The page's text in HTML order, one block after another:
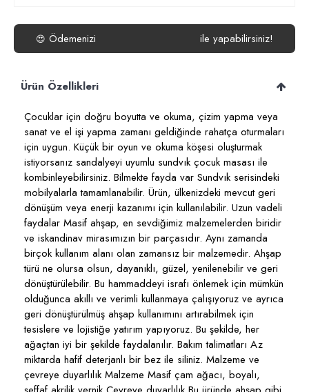
😍 Ödemenizi ile yapabilirsiniz!
Ürün Özellikleri
Çocuklar için doğru boyutta ve okuma, çizim yapma veya
sanat ve el işi yapma zamanı geldiğinde rahatça oturmaları
için uygun. Küçük bir oyun ve okuma köşesi oluşturmak
istiyorsanız sandalyeyi uyumlu sundvık çocuk masası ile
kombinleyebilirsiniz. Bilmekte fayda var Sundvık serisindeki
mobilyalarla tamamlanabilir. Ürün, ülkenizdeki mevcut geri
dönüşüm veya enerji kazanımı için kullanılabilir. Uzun vadeli
faydalar Masif ahşap, en sevdiğimiz malzemelerden biridir
ve iskandinav mirasımızın bir parçasıdır. Aynı zamanda
birçok kullanım alanı olan zamansız bir malzemedir. Ahşap
türü ne olursa olsun, dayanıklı, güzel, yenilenebilir ve geri
dönüştürülebilir. Bu hammaddeyi israfı önlemek için mümkün
olduğunca akıllı ve verimli kullanmaya çalışıyoruz ve ayrıca
geri dönüştürülmüş ahşap kullanımını artırabilmek için
tesislere ve lojistiğe yatırım yapıyoruz. Bu şekilde, her
ağaçtan iyi bir şekilde faydalanılır. Bakım talimatları Az
miktarda hafif deterjanlı bir bez ile siliniz. Malzeme ve
çevreye duyarlılık Malzeme Masif çam ağacı, boyalı,